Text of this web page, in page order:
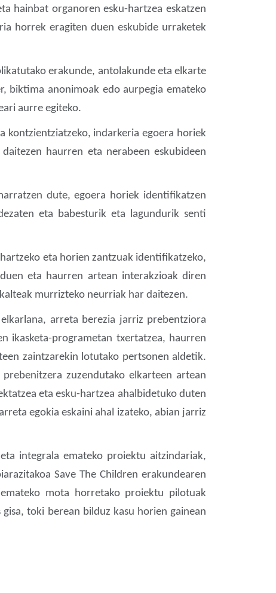
hainbat organoren esku-hartzea eskatzen
horrek eragiten duen eskubide urraketek
erakunde, antolakunde eta elkarte
biktima anonimoak edo aurpegia emateko
aurre egiteko.
kontzientziatzeko, indarkeria egoera horiek
haurren eta nerabeen eskubideen
dute, egoera horiek identifikatzen
eta babesturik eta lagundurik senti
eta horien zantzuak identifikatzeko,
eta haurren artean interakzioak diren
murrizteko neurriak har daitezen.
arreta berezia jarriz prebentziora
ikasketa-programetan txertatzea, haurren
zaintzarekin lotutako pertsonen aldetik.
zuzendutako elkarteen artean
eta esku-hartzea ahalbidetuko duten
egokia eskaini ahal izateko, abian jarriz
integrala emateko proiektu aitzindariak,
Save The Children erakundearen
mota horretako proiektu pilotuak
toki berean bilduz kasu horien gainean